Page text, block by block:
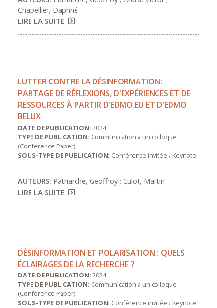
Chapellier, Daphné
LIRE LA SUITE
LUTTER CONTRE LA DÉSINFORMATION:
PARTAGE DE RÉFLEXIONS, D'EXPÉRIENCES ET DE
RESSOURCES À PARTIR D'EDMO.EU ET D'EDMO
BELUX
DATE DE PUBLICATION:2024
TYPE DE PUBLICATION: Communication à un colloque
(Conference Paper)
SOUS-TYPE DE PUBLICATION: Conférence invitée / Keynote
AUTEURS: Patriarche, Geoffroy ; Culot, Martin
LIRE LA SUITE
DÉSINFORMATION ET POLARISATION : QUELS
ÉCLAIRAGES DE LA RECHERCHE ?
DATE DE PUBLICATION:2024
TYPE DE PUBLICATION: Communication à un colloque
(Conference Paper)
SOUS-TYPE DE PUBLICATION: Conférence invitée / Keynote